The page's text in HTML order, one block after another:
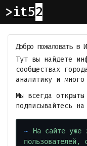
it52
Добро пожаловать в
Тут вы найдете
сообществах
аналитику и
Мы всегда
подписывайтесь
На сайте уже
пользователей,